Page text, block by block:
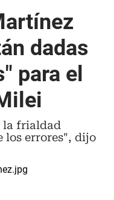
dadas
para el
la frialdad
los errores", dijo